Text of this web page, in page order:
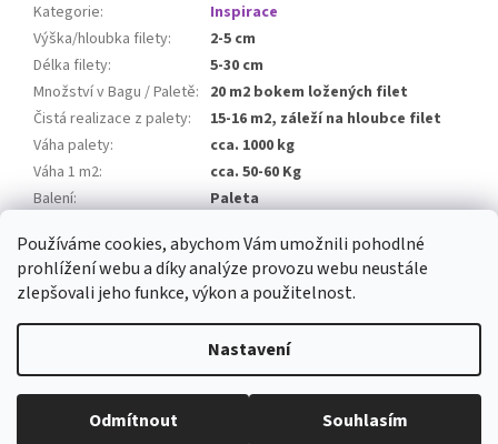
Používáme cookies, abychom Vám umožnili pohodlné
prohlížení webu a díky analýze provozu webu neustále
zlepšovali jeho funkce, výkon a použitelnost.
Nastavení
Odmítnout Souhlasím
Kategorie:
Inspirace
Výška/hloubka filety:
2-5 cm
Délka filety:
5-30 cm
Množství v Bagu / Paletě: 20 m2 bokem ložených filet
Čistá realizace z palety:
15-16 m2, záleží na hloubce filet
Váha palety:
cca. 1000 kg
Váha 1 m2:
cca. 50-60 Kg
Balení:
Paleta
Copyright 2026Dolfi Stone. Všechna práva vyhrazena.Upravit